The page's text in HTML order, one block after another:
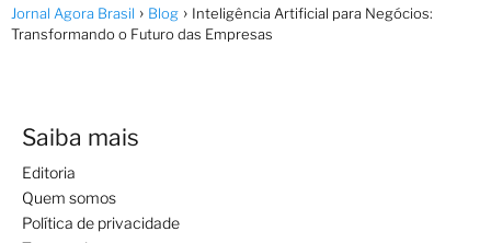
Jornal Agora Brasil Blog
Inteligência Artificial para Negócios:
Transformando o Futuro das Empresas
Saiba mais
Editoria
Quem somos
Política de privacidade